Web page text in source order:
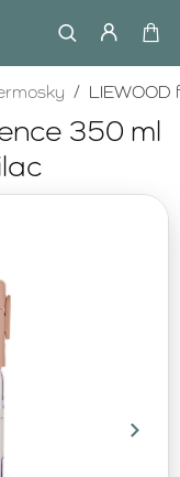
350 ml
LIEWOOD